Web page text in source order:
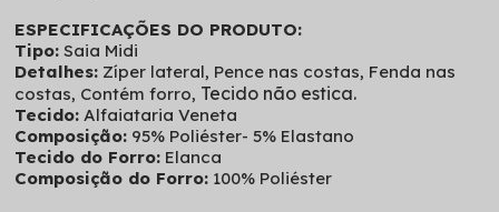
ESPECIFICAÇÕES DO PRODUTO:
Tipo: Saia Midi
Detalhes: Zíper lateral, Pence nas costas, Fenda nas
costas, Contém forro, Tecido não estica.
Tecido: Alfaiataria Veneta
Composição: 95% Poliéster- 5% Elastano
Tecido do Forro: Elanca
Composição do Forro: 100% Poliéster